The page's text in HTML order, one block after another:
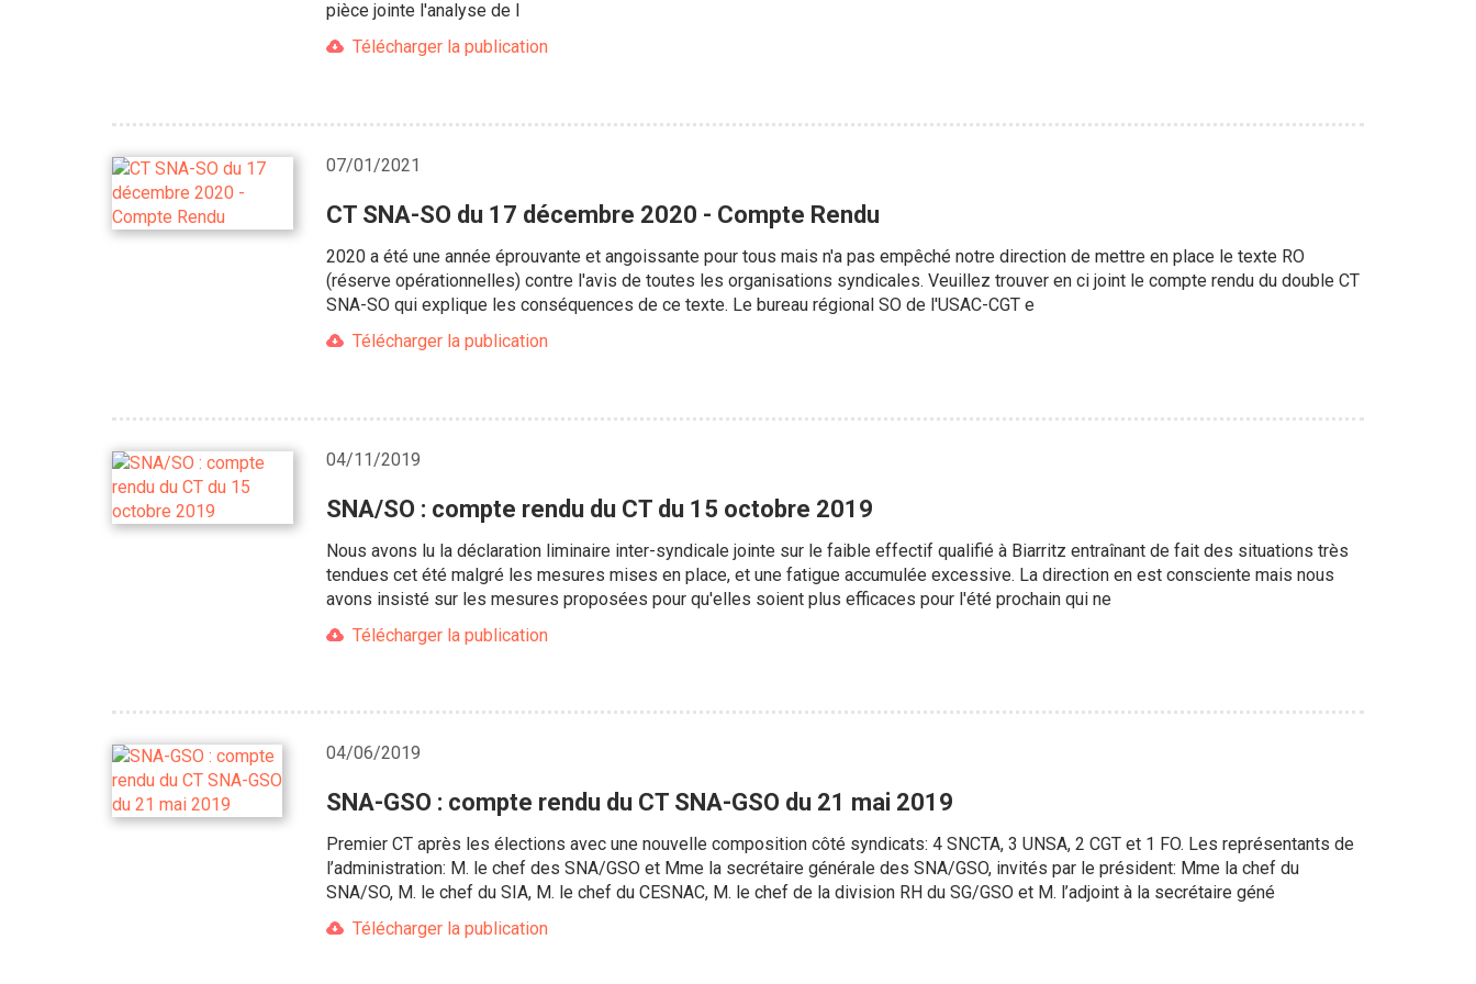
pièce jointe l'analyse de l
Télécharger la publication
07/01/2021
CT SNA-SO du 17 décembre 2020 - Compte Rendu
2020 a été une année éprouvante et angoissante pour tous mais n'a pas empêché notre direction de mettre en place le texte RO
(réserve opérationnelles) contre l'avis de toutes les organisations syndicales. Veuillez trouver en ci joint le compte rendu du double CT
SNA-SO qui explique les conséquences de ce texte. Le bureau régional SO de l'USAC-CGT e
Télécharger la publication
04/11/2019
SNA/SO : compte rendu du CT du 15 octobre 2019
Nous avons lu la déclaration liminaire inter-syndicale jointe sur le faible effectif qualifié à Biarritz entraînant de fait des situations très
tendues cet été malgré les mesures mises en place, et une fatigue accumulée excessive. La direction en est consciente mais nous
avons insisté sur les mesures proposées pour qu'elles soient plus efficaces pour l'été prochain qui ne
Télécharger la publication
04/06/2019
SNA-GSO : compte rendu du CT SNA-GSO du 21 mai 2019
Premier CT après les élections avec une nouvelle composition côté syndicats: 4 SNCTA, 3 UNSA, 2 CGT et 1 FO. Les représentants de
l’administration: M. le chef des SNA/GSO et Mme la secrétaire générale des SNA/GSO, invités par le président: Mme la chef du
SNA/SO, M. le chef du SIA, M. le chef du CESNAC, M. le chef de la division RH du SG/GSO et M. l’adjoint à la secrétaire géné
Télécharger la publication